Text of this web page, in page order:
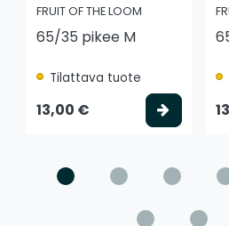
FRUIT OF THE LOOM
65/35 pikee M
Tilattava tuote
13,00 €